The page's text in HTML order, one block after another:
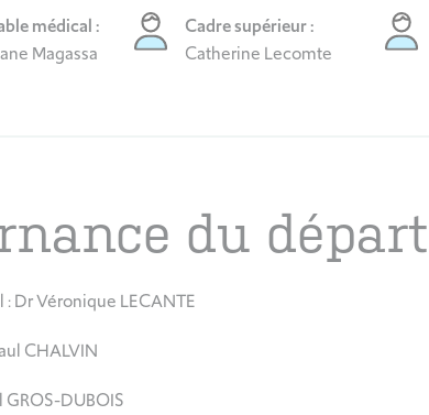
médical :
Magassa
Cadre supérieur :
Catherine Lecomte
du
Dr Véronique LECANTE
CHALVIN
GROS-DUBOIS